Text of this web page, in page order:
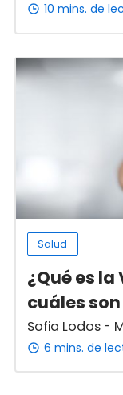
10 mins. de
Salud
¿Qué es
cuáles
Sofia Lodos -
6 mins. de